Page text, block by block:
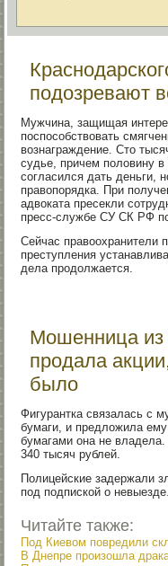
подозревают
Мужчина, защищая
поспособствовать
вознаграждение. Сто
судье, причем половину
согласился дать деньги,
правопорядка. При
адвоката пресекли
пресс-службе СУ СК РФ
Сейчас правоохранители
преступления
дела продолжается.
Мошенница из
продала
было
Фигурантка связалась с
бумаги, и предложила
бумагами она не
340 тысяч рублей.
Полицейские задержали
под подпиской о
Читайте также:
Под Киевом повредили
В Днепре произошла